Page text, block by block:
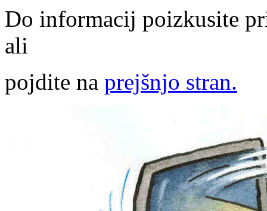
Do informacij poizkusite
ali
pojdite na prejšnjo stran.